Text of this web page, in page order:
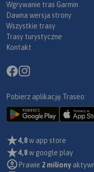
Wgrywanie tras Garmin
Dawna wersja strony
Wszystkie trasy
Trasy turystyczne
Kontakt
Pobierz aplikację Traseo:
4,8w app store
4,8w google play
Prawie 2 miliony